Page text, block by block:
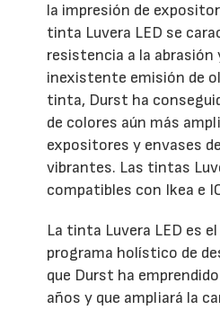
la impresión de
tinta Luvera LED se
resistencia a la abrasión
inexistente emisión de
tinta, Durst ha
de colores aún más
expositores y envases
vibrantes. Las tintas
compatibles con Ikea e
La tinta Luvera LED es
programa holístico de
que Durst ha
años y que ampliará la